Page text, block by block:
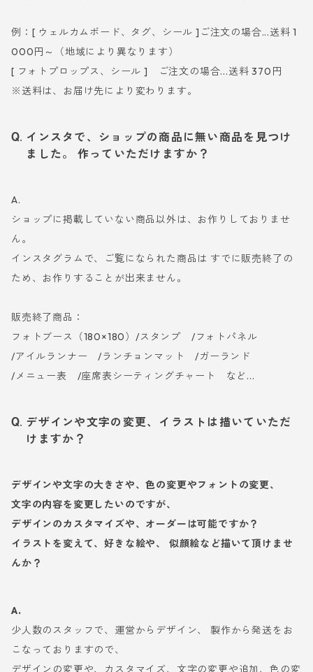
例：[ ウェルカムボード、タグ、シール ]ご注文の場合...送料 1
000円～（地域により異なります）
[ フォトプロップス、シール ] ご注文の場合...送料 370円
※送料は、お届け先により変わります。
インスタで、ショップの商品に無い商品を見つけ
ました。 作っていただけますか？
A.
ショップに掲載していない商品以外は、お作りしておりませ
ん。
インスタグラムで、ご覧になられた商品は すでに販売終了の
ため、お作りすることが出来ません。
販売終了商品：
フォトブース（180×180）/スタンプ /フォトパネル
/アイルランナー /ランチョンマット /ガーランド
/メニュー表 /座席表シーティングチャート など...
デザインや文字の変更、イラストは描いていただ
けますか？
デザインや文字の大きさや、色の変更やフォントの変更、
文字の内容を変更したいのですが、
デザインのカスタマイズや、オーダーは可能ですか？
イラストを変えて、好きな絵や、 似顔絵など描いて頂けませ
んか？
A.
少人数のスタッフで、運営からデザイン、 製作から発送をお
こなっておりますので、
デザインの変更や、カスタマイズ、文字の変更や追加、色の変